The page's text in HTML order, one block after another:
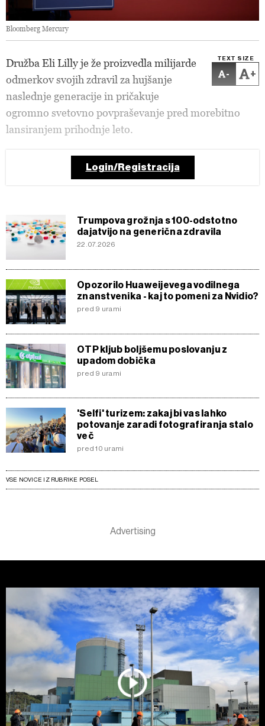
Bloomberg Mercury
TEXT SIZE
- +
Družba Eli Lilly je že proizvedla milijarde
odmerkov svojih zdravil za hujšanje
naslednje generacije in pričakuje
ogromno svetovno povpraševanje pred morebitno
lansiranjem prihodnje leto.
Login/Registracija
Trumpova grožnja s 100-odstotno
dajatvijo na generična zdravila
22.07.2026
Opozorilo Huaweijevega vodilnega
znanstvenika - kaj to pomeni za Nvidio?
pred 9 urami
OTP kljub boljšemu poslovanju z
upadom dobička
pred 9 urami
'Selfi' turizem: zakaj bi vas lahko
potovanje zaradi fotografiranja stalo
več
pred 10 urami
VSE NOVICE IZ RUBRIKE POSEL